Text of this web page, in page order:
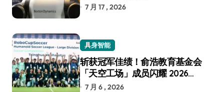
7 月 17 , 2026
具身智能
斩获冠军佳绩！俞浩教育基金会
「天空工场」成员闪耀 2026
RoboCup 机器人世界杯
7 月 6 , 2026